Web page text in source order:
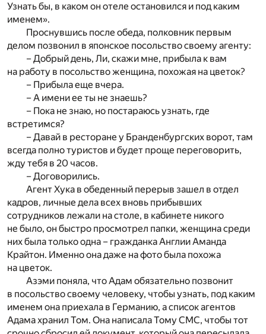
Узнать бы, в каком он отеле остановился и под каким
именем».
Проснувшись после обеда, полковник первым
делом позвонил в японское посольство своему агенту:
– Добрый день, Ли, скажи мне, прибыла к вам
на работу в посольство женщина, похожая на цветок?
– Прибыла еще вчера.
– А имени ее ты не знаешь?
– Пока не знаю, но постараюсь узнать, где
встретимся?
– Давай в ресторане у Бранденбургских ворот, там
всегда полно туристов и будет проще переговорить,
жду тебя в 20 часов.
– Договорились.
Агент Хука в обеденный перерыв зашел в отдел
кадров, личные дела всех вновь прибывших
сотрудников лежали на столе, в кабинете никого
не было, он быстро просмотрел папки, женщина среди
них была только одна – гражданка Англии Аманда
Крайтон. Именно она даже на фото была похожа
на цветок.
Азэми поняла, что Адам обязательно позвонит
в посольство своему человеку, чтобы узнать, под каким
именем она приехала в Германию, а список агентов
Адама хранил Том. Она написала Тому СМС, чтобы тот